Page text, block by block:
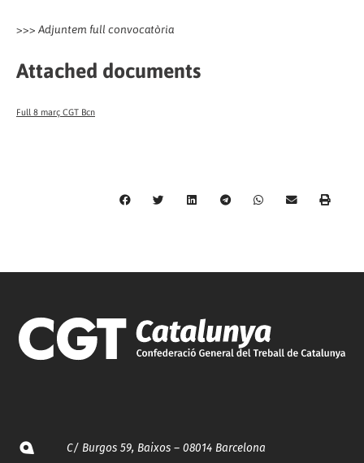
>>> Adjuntem full convocatòria
Attached documents
Full 8 març CGT Bcn
C/ Burgos 59, Baixos – 08014 Barcelona